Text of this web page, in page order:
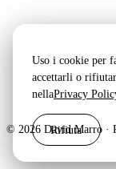
© 2026 David Marro ·
Uso i cookie per
accettarli o
nellaPrivacy
Rifiuta